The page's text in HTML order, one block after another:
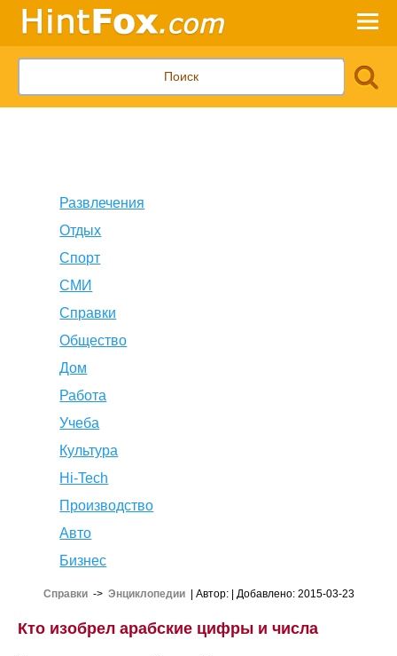
Развлечения
Отдых
Спорт
СМИ
Справки
Общество
Дом
Работа
Учеба
Культура
Hi-Tech
Производство
Авто
Бизнес
Справки-> Энциклопедии| Автор: | Добавлено: 2015-03-23
Кто изобрел арабские цифры и числа